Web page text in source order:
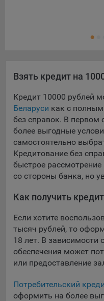
Взять кредит на
Кредит 10000 рублей
Беларуси как с
без справок. В первом
более выгодные
самостоятельно
Кредитование без
быстрое
со стороны банка, но
Как получить
Если хотите
тысяч рублей, то
18 лет. В зависимости
обеспечения может
или предоставление
Потребительский
оформить на более